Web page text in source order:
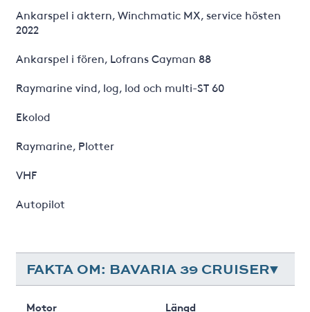
Ankarspel i aktern, Winchmatic MX, service hösten
2022
Ankarspel i fören, Lofrans Cayman 88
Raymarine vind, log, lod och multi-ST 60
Ekolod
Raymarine, Plotter
VHF
Autopilot
FAKTA OM: BAVARIA 39 CRUISER
Motor
Längd